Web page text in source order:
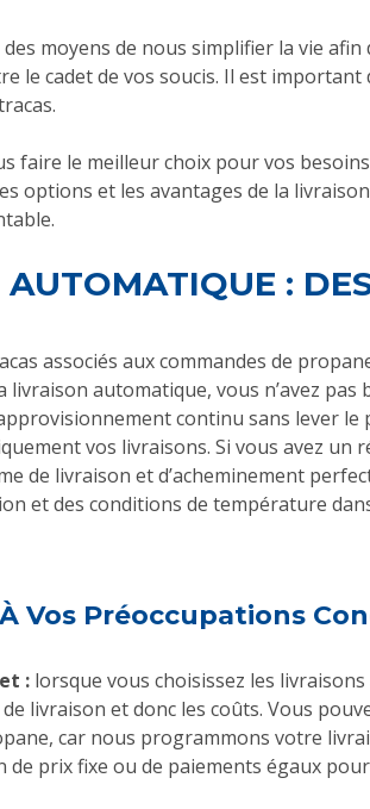
moyens de nous simplifier la vie
le cadet de vos soucis. Il est
faire le meilleur choix pour vos
options et les avantages de la
:
associés aux commandes de
livraison automatique, vous n’avez
continu sans lever
vos livraisons. Si vous avez un
de livraison et d’acheminement
et des conditions de température
Vos Préoccupations
: lorsque vous choisissez les
livraison et donc les coûts. Vous
car nous programmons votre
de prix fixe ou de paiements égaux